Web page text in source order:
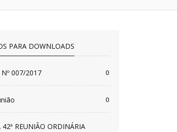
PARA DOWNLOADS
007/2017 0
0
REUNIÃO ORDINÁRIA